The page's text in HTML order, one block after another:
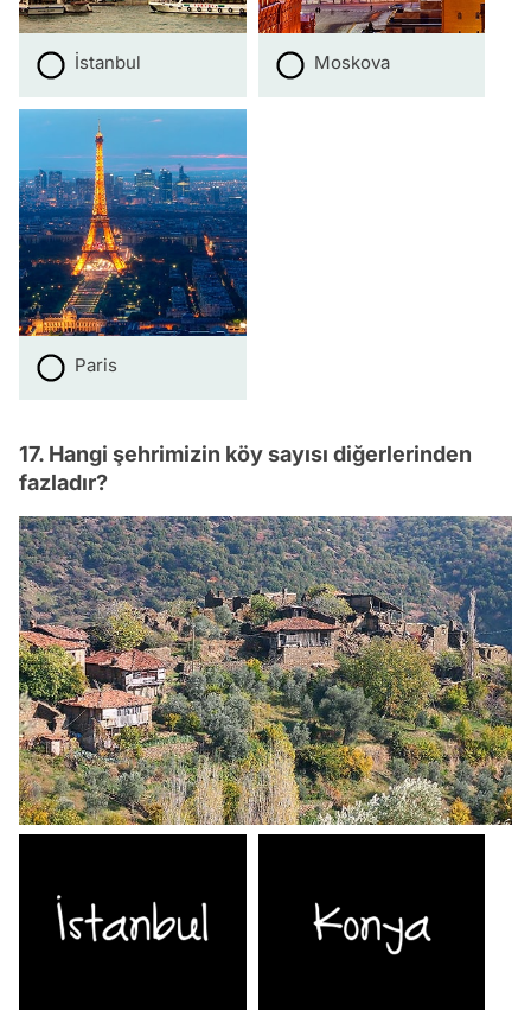
İstanbul Moskova
Paris
17. Hangi şehrimizin köy sayısı diğerlerinden
fazladır?